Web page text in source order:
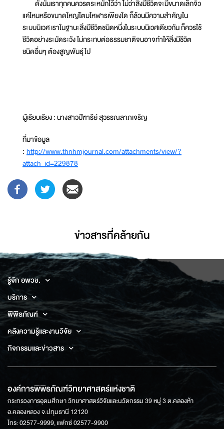
ดังนั้นเราทุกคนควรตระหนักไว้ว่า ไม่ว่าสิ่งมีชีวิตจะมีขนาดเล็กจิ๋ว
แค่ไหนหรือขนาดใหญ่โตมโหฬารเพียงใด ก็ล้วนมีความสำคัญใน
ระบบนิเวศ เราในฐานะสิ่งมีชีวิตชนิดหนึ่งในระบบนิเวศเดียวกัน ก็ควรใช้
ชีวิตอย่างระมัดระวัง ไม่กระทบต่อธรรมชาติจนอาจทำให้สิ่งมีชีวิต
ชนิดอื่นๆ ต้องสูญพันธุ์ไป
ผู้เรียบเรียง : นางสาวปัฑารีย์ สุวรรณลาภเจริญ
ที่มาข้อมูล
: http://www.thnhmjournal.com/attachments/view/?
attach_id=229878
ข่าวสารที่่คล้ายกัน
รู้จัก อพวช.
บริการ
พิพิธภัณฑ์
คลังความรู้และงานวิจัย
กิจกรรมและข่าวสาร
องค์การพิพิธภัณฑ์วิทยาศาสตร์แห่งชาติ
กระทรวงการอุดมศึกษา วิทยาศาสตร์วิจัยและนวัตกรรม 39 หมู่ 3 ต.คลองห้า
อ.คลองหลวง จ.ปทุมธานี 12120
โทร: 02577-9999, แฟกซ์ 02577-9900